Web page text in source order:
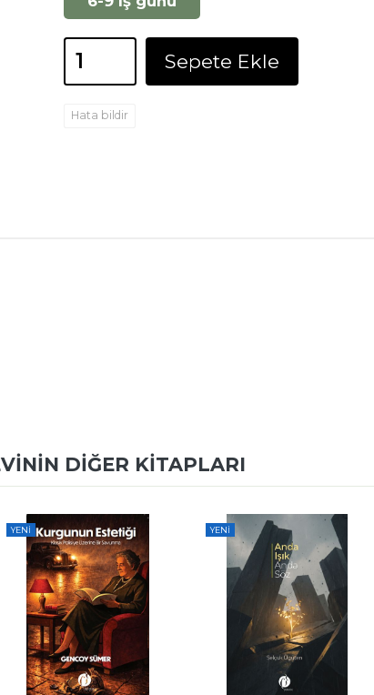
Sepete Ekle
Hata bildir
DIĞER KITAPLARI
YENI YENI